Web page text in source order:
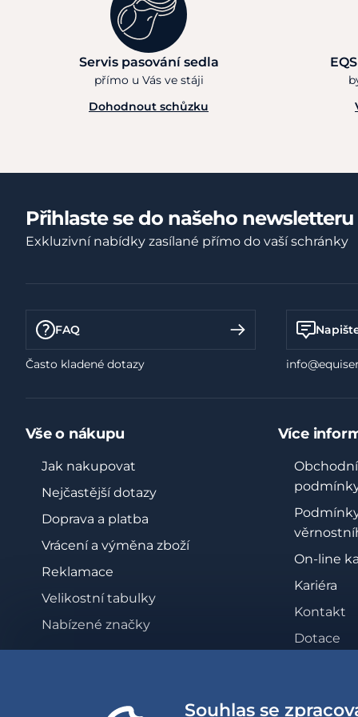
Servis pasování sedla
přímo u Vás ve stáji
Dohodnout schůzku
Přihlaste se do našeho newsletteru
Exkluzivní nabídky zasílané přímo do vaší schránky
FAQ
Často kladené dotazy
Vše o nákupu
Jak nakupovat
Nejčastější dotazy
Doprava a platba
Vrácení a výměna zboží
Reklamace
Velikostní tabulky
Nabízené značky
Více
Obchodní
On-line
Kariéra
Kontakt
Dotace
Souhlas se